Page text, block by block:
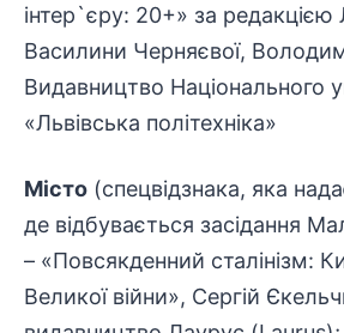
інтер`єру: 20+» за редакцією
Василини Черняєвої,
Видавництво Національного
«Львівська політехніка»
Місто (спецвідзнака, яка
де відбувається засідання
– «Повсякденний сталінізм:
Великої війни», Сергій